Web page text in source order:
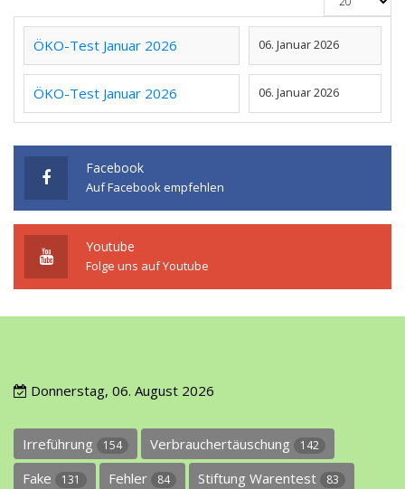
ÖKO-Test Januar 2026 06. Januar 2026
ÖKO-Test Januar 2026 06. Januar 2026
Facebook
Auf Facebook empfehlen
Youtube
Folge uns auf Youtube
Donnerstag, 06. August 2026
Irreführung 154 Verbrauchertäuschung 142
Fake 131 Fehler 84 Stiftung Warentest 83